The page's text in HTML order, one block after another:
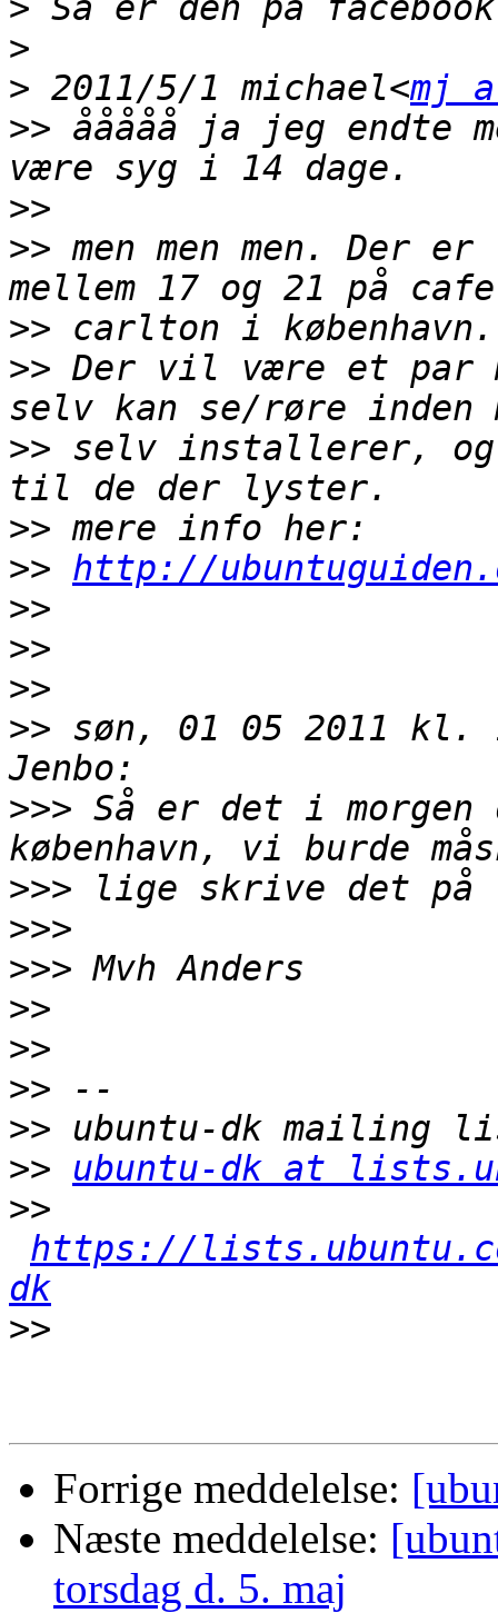
>
>
> 2011/5/1 michael<mj
>> ååååå ja jeg endte
>>
>> men men men. Der
>>
>> Der vil være et par
>> selv installerer,
>>
>> http://
>>
>>
>>
>> søn, 01 05 2011 kl.
>>> Så er det i
>>>
>>>
>>>
>>
>>
>>
>>
>>
ubuntu-dk at
>>
https://
dk
>>
Forrige meddelelse:
Næste meddelelse:
torsdag d. 5. maj